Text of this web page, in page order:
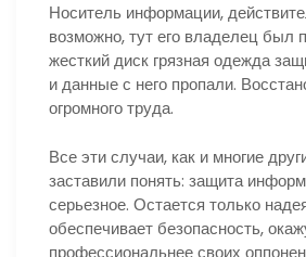
Носитель информации,
возможно, тут его владелец был
жесткий диск грязная одежда
и данные с него пропали.
огромного труда.
Все эти случаи, как и многие
заставили понять: защита
серьезное. Остается только
обеспечивает безопасность,
профессиональнее своих